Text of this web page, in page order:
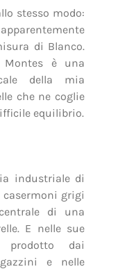
stesso modo:
di Blanco.
è una
della mia
che ne coglie
equilibrio.
industriale di
grigi
di una
E nelle sue
dai
e nelle